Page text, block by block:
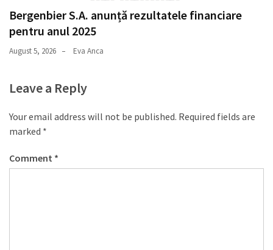
Bergenbier S.A. anunță rezultatele financiare
pentru anul 2025
August 5, 2026 Eva Anca
Leave a Reply
Your email address will not be published. Required fields are
marked *
Comment *